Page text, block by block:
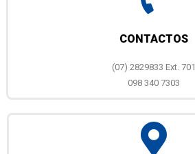
CONTACTOS
(07) 2829833 Ext. 701
098 340 7303